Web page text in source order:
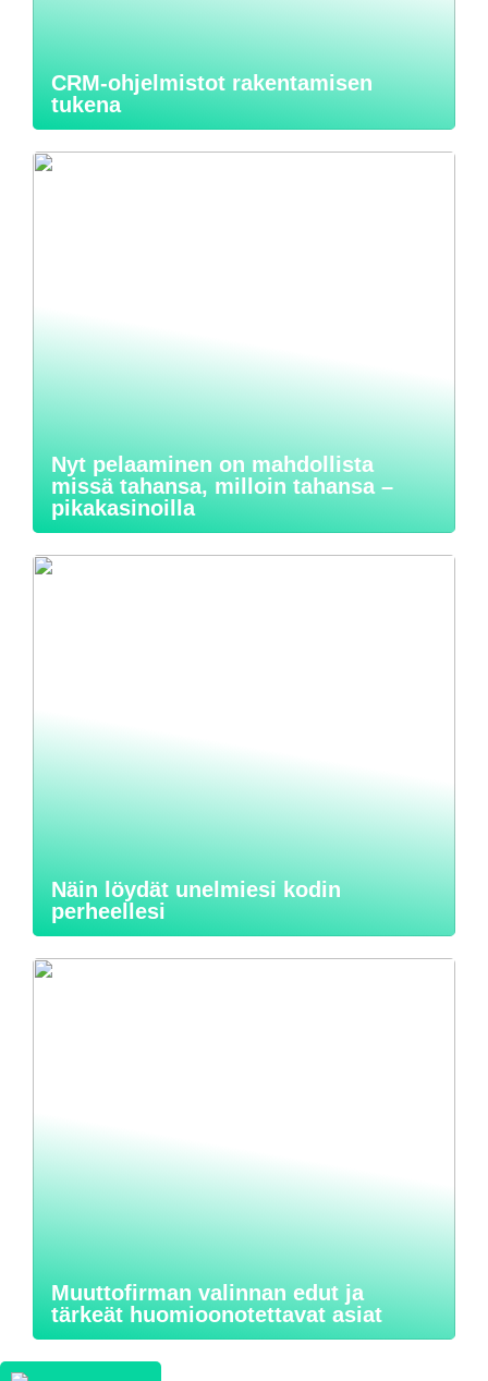
CRM-ohjelmistot rakentamisen
tukena
Nyt pelaaminen on mahdollista
missä tahansa, milloin tahansa –
pikakasinoilla
Näin löydät unelmiesi kodin
perheellesi
Muuttofirman valinnan edut ja
tärkeät huomioonotettavat asiat